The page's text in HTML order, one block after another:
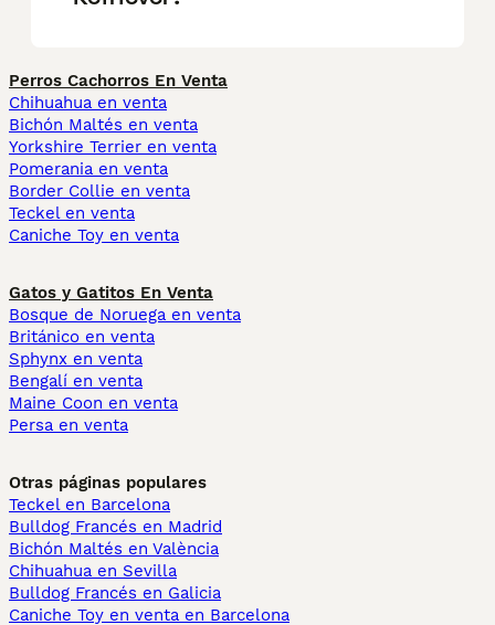
Perros Cachorros En Venta
Chihuahua en venta
Bichón Maltés en venta
Yorkshire Terrier en venta
Pomerania en venta
Border Collie en venta
Teckel en venta
Caniche Toy en venta
Gatos y Gatitos En Venta
Bosque de Noruega en venta
Británico en venta
Sphynx en venta
Bengalí en venta
Maine Coon en venta
Persa en venta
Otras páginas populares
Teckel en Barcelona
Bulldog Francés en Madrid
Bichón Maltés en València
Chihuahua en Sevilla
Bulldog Francés en Galicia
Caniche Toy en venta en Barcelona